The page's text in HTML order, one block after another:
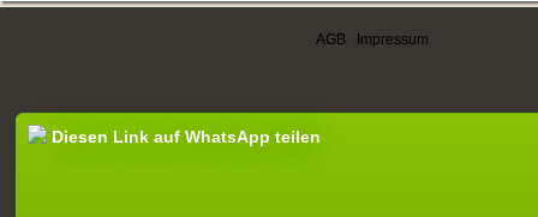
AGB Impressum
Diesen Link auf WhatsApp teilen